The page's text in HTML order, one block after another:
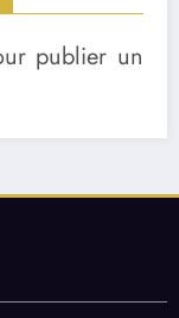
publier un